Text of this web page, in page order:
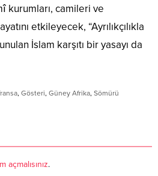
kurumları, camileri ve
etkileyecek, “Ayrılıkçılıkla
İslam karşıtı bir yasayı da
, Gösteri, Güney Afrika, Sömürü
açmalısınız.